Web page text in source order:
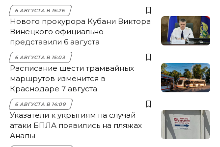
6 АВГУСТА В 15:26
Нового прокурора Кубани Виктора
Винецкого официально
представили 6 августа
6 АВГУСТА В 15:03
Расписание шести трамвайных
маршрутов изменится в
Краснодаре 7 августа
6 АВГУСТА В 14:09
Указатели к укрытиям на случай
атаки БПЛА появились на пляжах
Анапы